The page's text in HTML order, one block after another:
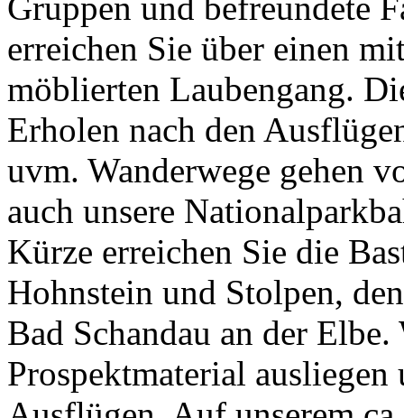
erreichen Sie über einen
möblierten Laubengang.
Erholen nach den
uvm. Wanderwege gehen
auch unsere
Kürze erreichen Sie die
Hohnstein und Stolpen,
Bad Schandau an der
Prospektmaterial